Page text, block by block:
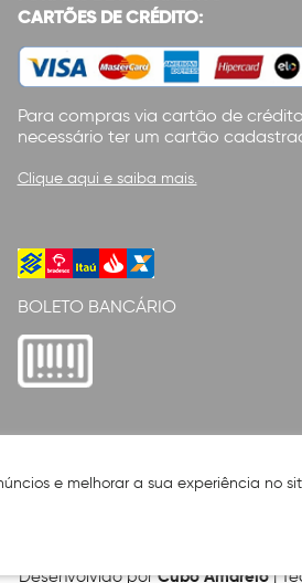
CARTÕES DE CRÉDITO:
Para compras via cartão de
necessário ter um cartão
Clique aqui e saiba mais.
BOLETO BANCÁRIO
Desenvolvido porCubo Amarelo|
e melhorar a sua experiência no